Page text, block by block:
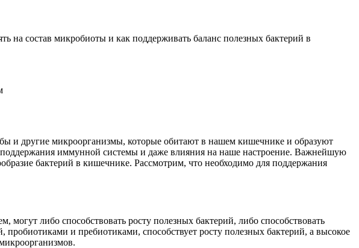
состав микробиоты и как поддерживать баланс полезных бактерий в
и другие микроорганизмы, которые обитают в нашем кишечнике и образуют
иммунной системы и даже влияния на наше настроение. Важнейшую
бактерий в кишечнике. Рассмотрим, что необходимо для поддержания
либо способствовать росту полезных бактерий, либо способствовать
и пребиотиками, способствует росту полезных бактерий, а высокое